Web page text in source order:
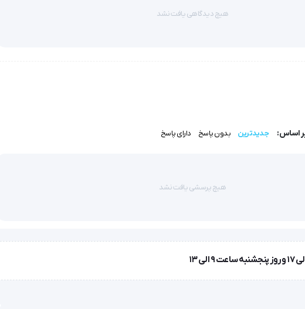
و شرایط فیزیکی مختلف بسیار حیاتی است. هنگام انجام ورزش های دومیدانی،
، کاهش وزن و ریکاوری بعد از عمل،استفاده از ضربان سنج های قلب توصیه می
هیچ دیدگاهی یافت نشد
اساس: جدیدترین بدون پاسخ دارای پاسخ
هیچ پرسشی یافت نشد